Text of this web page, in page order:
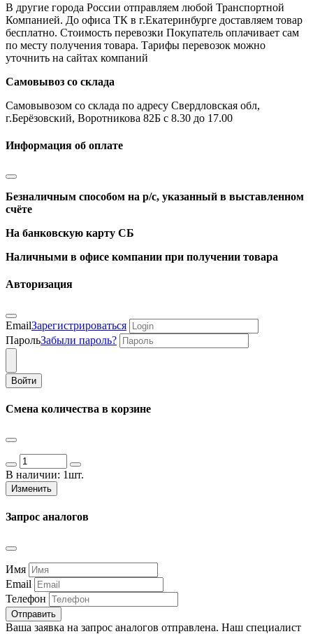
В другие города России отправляем любой Транспортной
Компанией. До офиса ТК в г.Екатеринбурге доставляем товар
бесплатно. Стоимость перевозки Покупатель оплачивает сам
по месту получения товара. Тарифы перевозок можно
уточнить на сайтах компаний
Самовывоз со склада
Самовывозом со склада по адресу Свердловская обл,
г.Берёзовский, Воротникова 82Б с 8.30 до 17.00
Информация об оплате
Безналичным способом на р/с, указанный в выставленном
счёте
На банковскую карту СБ
Наличными в офисе компании при получении товара
Авторизация
EmailЗарегистрироваться
ПарольЗабыли пароль?
Войти
Смена количества в корзине
В наличии: 1шт.
Изменить
Запрос аналогов
Имя
Email
Телефон
Отправить
Ваша заявка на запрос аналогов отправлена. Наш специалист